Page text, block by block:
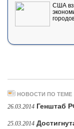
США
НОВОСТИ ПО ТЕМЕ
26.03.2014 Генштаб
25.03.2014